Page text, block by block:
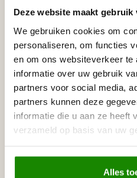
Deze website maakt gebruik
We gebruiken cookies om
personaliseren, om functies
en om ons websiteverkeer
informatie over uw gebruik
partners voor social media,
partners kunnen deze
informatie die u aan ze heeft
verzameld op basis van uw
Alles
g)
NMC
NMC Verstekbak
sierlijsten t/m 10
Op voorraad
HOMESTAR
Homestar
HOMESTAR